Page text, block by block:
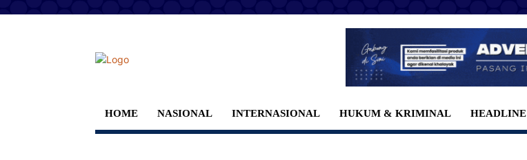
HOME NASIONAL INTERNASIONAL HUKUM & KRIMINAL HEADLINE